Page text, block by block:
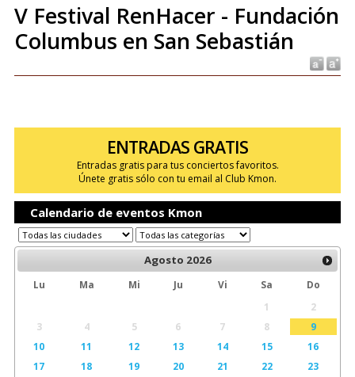
V Festival RenHacer - Fundación
Columbus en San Sebastián
ENTRADAS GRATIS
Entradas gratis para tus conciertos favoritos.
Únete gratis sólo con tu email al Club Kmon.
Calendario de eventos Kmon
Agosto 2026
Lu Ma Mi Ju Vi Sa
Do
1
2
3
4 5 6 7 8
9
10
11 12 13 14 15
16
17
18 19 20 21 22
23